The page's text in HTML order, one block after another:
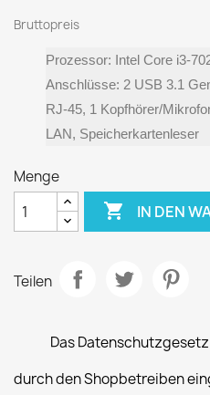
Bruttopreis
Prozessor: Intel Core i3-
Anschlüsse: 2 USB 3.1
RJ-45, 1 Kopfhörer/
LAN, Speicherkartenleser
Menge
 IN DEN
Teilen
Das
durch den Shopbetreiben